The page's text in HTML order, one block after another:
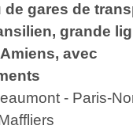
de gares de
grande
avec
- Paris-